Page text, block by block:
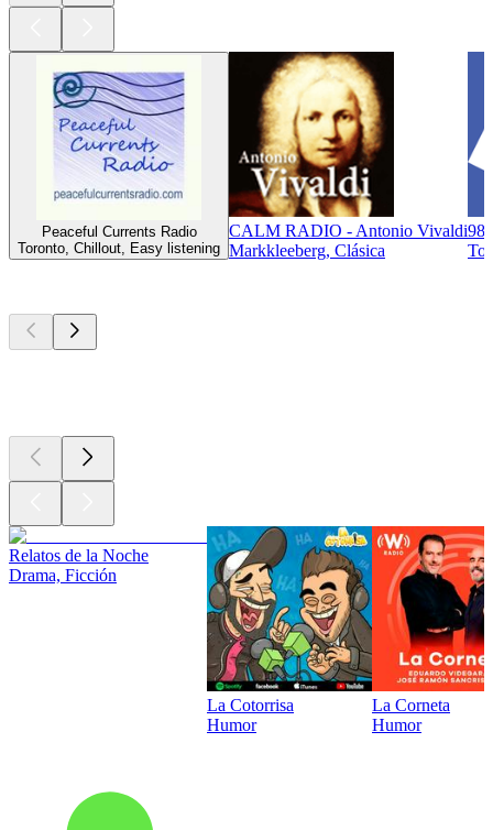
Peaceful Currents Radio
Toronto, Chillout, Easy listening
CALM RADIO - Antonio Vivaldi
Markkleeberg, Clásica
Relatos de la Noche
Drama, Ficción
La Cotorrisa
Humor
La Corneta
Humor